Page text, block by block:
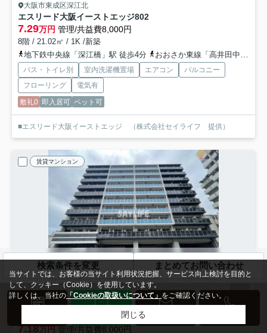
大阪市東成区深江北
エスリード大阪イーストエッジ802
7.29万円 管理/共益費8,000円
8階 / 21.02㎡ / 1K /新築
地下鉄中央線「深江橋」駅 徒歩4分
おおさか東線「高井田中央」駅 徒歩15分
バス・トイレ別 室内洗濯機置場 エアコン
バルコニー
フローリング
電気有
敷礼0 即入居可 ペット可
■エスリード大阪イーストエッジ （株式会社セイライフ 提供）
賃貸マンション
大阪市東成区深江北
エスリード大阪イーストエッジ603
7.18万円管理/共益費8,000円
検索条件を変更 まとめてお問い合わせ
当サイトでは、お客様の当サイト利用状況把握、サービス向上検討を目的と
して、クッキー（Cookie）を使用しています。
詳しくは、当社の 「Cookieの取扱いについて」をご確認ください。
閉じる